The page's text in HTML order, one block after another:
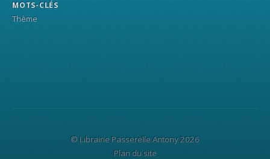
MOTS-CLÉS
Thème
© Librairie Passerelle Antony 2026
Plan du site